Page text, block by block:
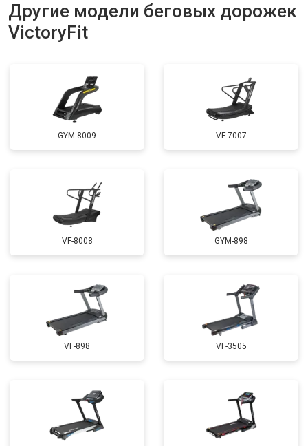
Другие модели беговых дорожек
VictoryFit
GYM-8009 VF-7007
VF-8008 GYM-898
VF-898 VF-3505